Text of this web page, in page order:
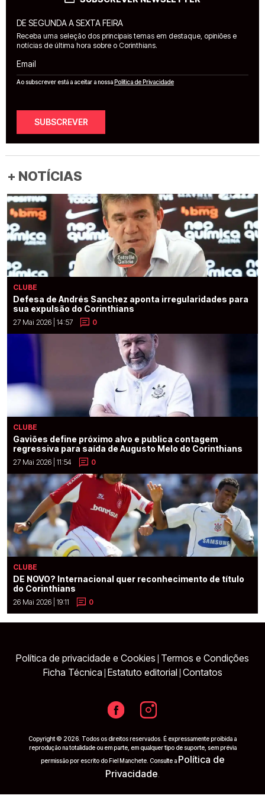
DE SEGUNDA A SEXTA FEIRA
Receba uma seleção dos principais temas em destaque, opiniões e
notícias de última hora sobre o Corinthians.
Email
Ao subscrever está a aceitar a nossaPolítica de Privacidade
SUBSCREVER
+ NOTÍCIAS
CLUBE
Defesa de Andrés Sanchez aponta irregularidades para
sua expulsão do Corinthians
27 Mai 2026 | 14:57 0
CLUBE
Gaviões define próximo alvo e publica contagem
regressiva para saída de Augusto Melo do Corinthians
27 Mai 2026 | 11:54 0
CLUBE
DE NOVO? Internacional quer reconhecimento de título
do Corinthians
26 Mai 2026 | 19:11 0
Política de privacidade e Cookies Termos e Condições
Ficha Técnica Estatuto editorial Contatos
Copyright © 2026. Todos os direitos reservados. É expressamente proibida a
reprodução na totalidade ou em parte, em qualquer tipo de suporte, sem prévia
permissão por escrito do Fiel Manchete. Consulte a Política de
Privacidade